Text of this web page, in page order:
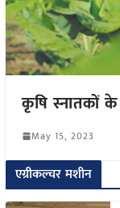
कृषि स्नातकों
May 15, 2023
एग्रीकल्चर मशीन